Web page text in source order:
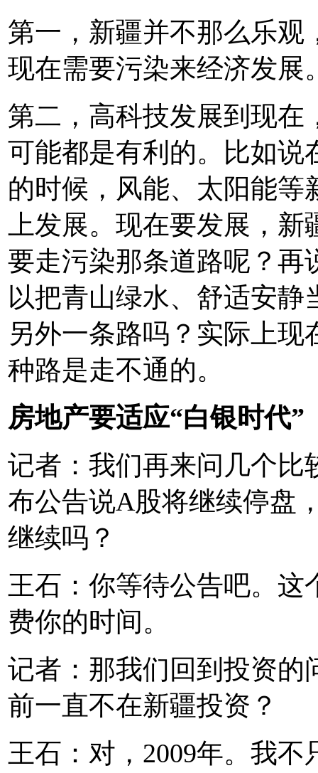
第一，新疆并不那么乐观
现在需要污染来经济发展
第二，高科技发展到现在
可能都是有利的。比如说
的时候，风能、太阳能等
上发展。现在要发展，
要走污染那条道路呢？再
以把青山绿水、舒适安
另外一条路吗？实际上
种路是走不通的。
房地产要适应“白银时代”
记者：我们再来问几个比
布公告说A股将继续停盘
继续吗？
王石：你等待公告吧。这
费你的时间。
记者：那我们回到投资的
前一直不在新疆投资？
王石：对，2009年。我